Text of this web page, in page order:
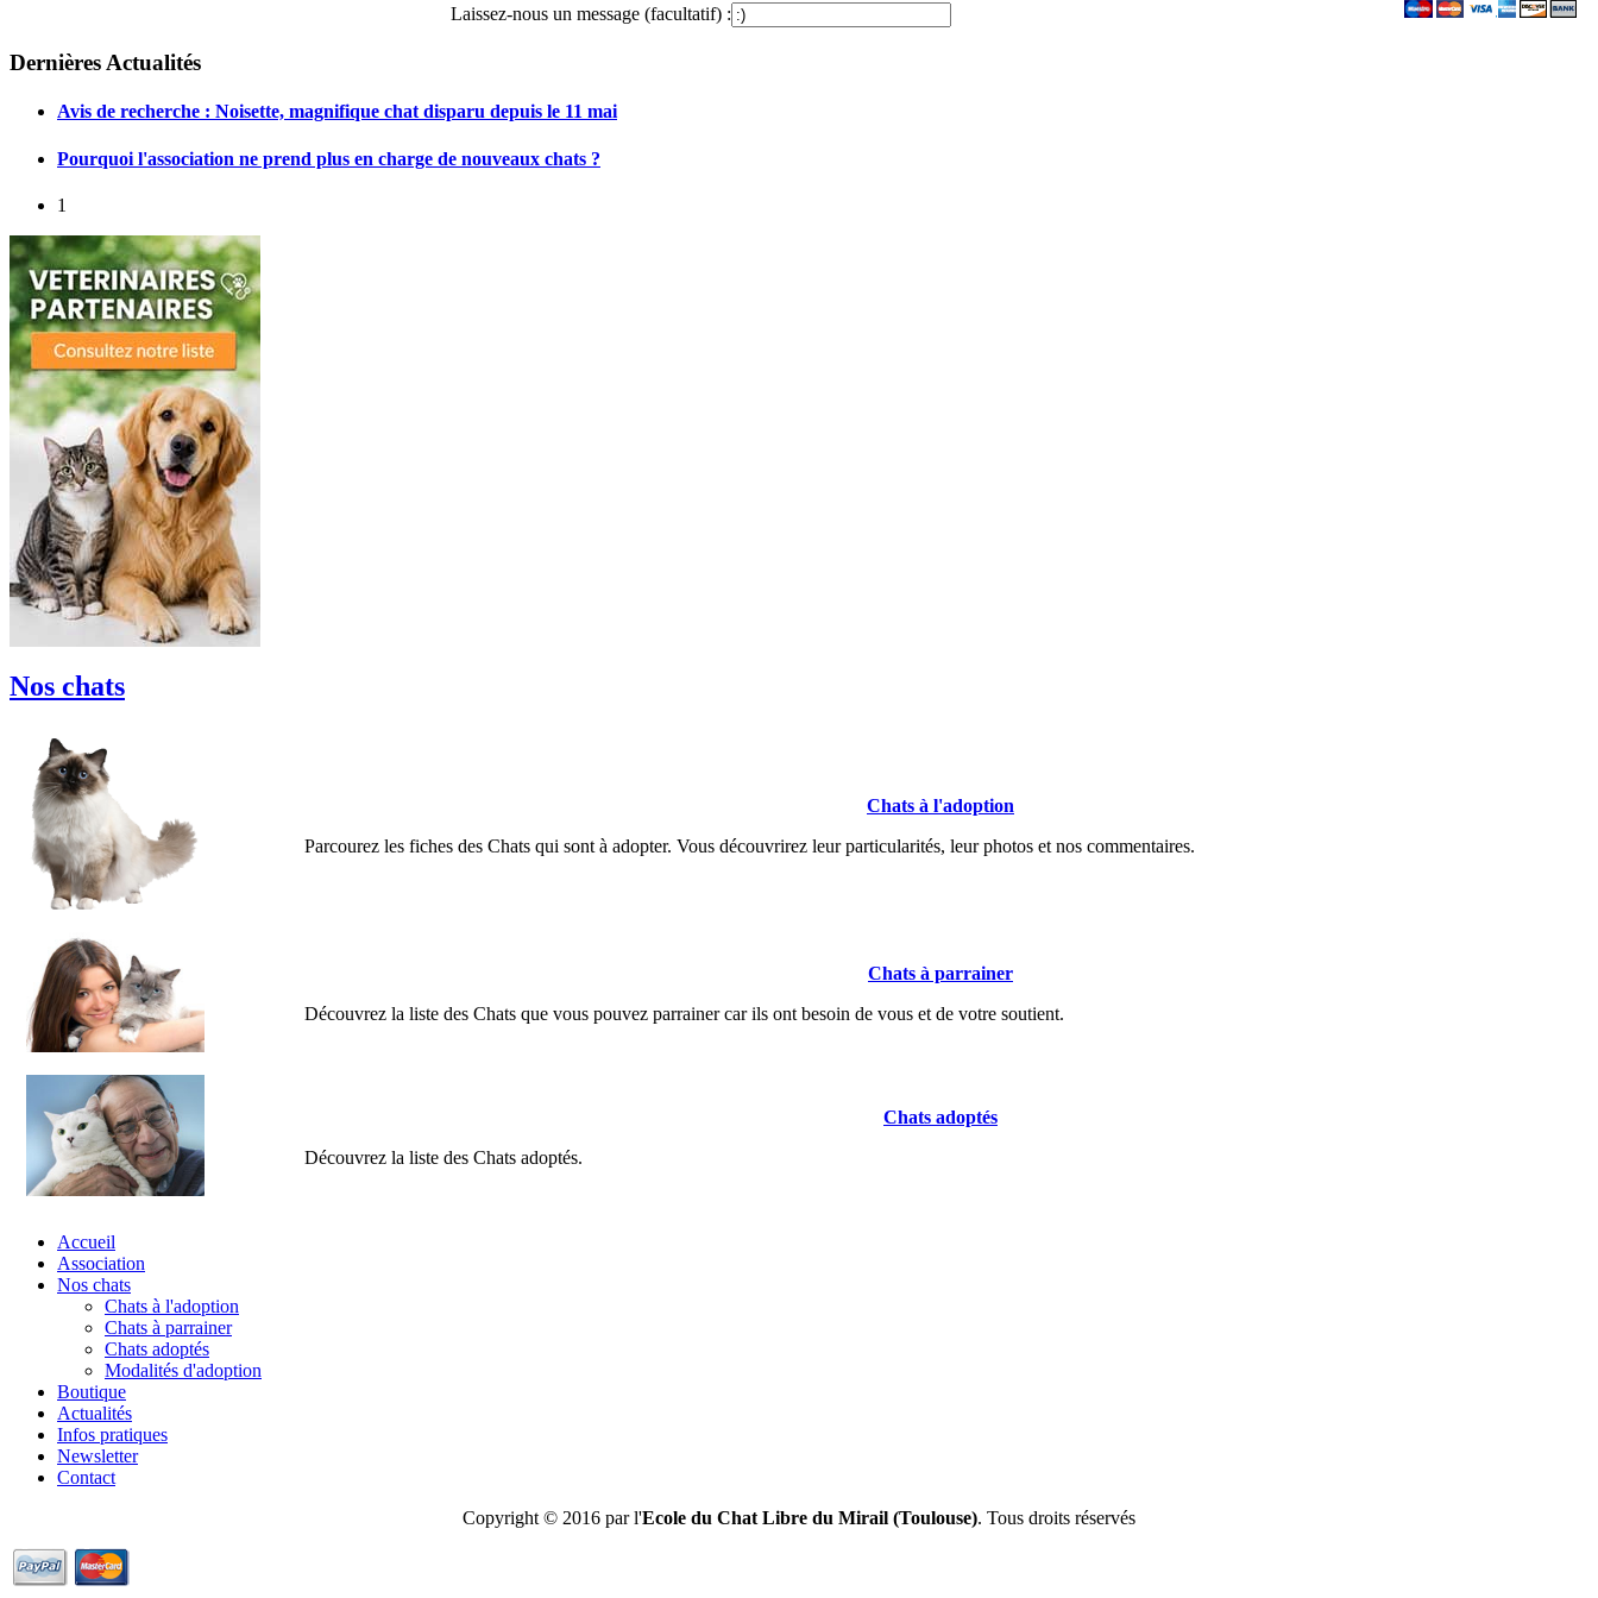
Laissez-nous un message (facultatif) :
Dernières Actualités
Avis de recherche : Noisette, magnifique chat disparu depuis le 11 mai
Pourquoi l'association ne prend plus en charge de nouveaux chats ?
1
Nos chats
Chats à l'adoption
Parcourez les fiches des Chats qui sont à adopter. Vous découvrirez leur particularités, leur photos et nos commentaires.
Chats à parrainer
Découvrez la liste des Chats que vous pouvez parrainer car ils ont besoin de vous et de votre soutient.
Chats adoptés
Découvrez la liste des Chats adoptés.
Accueil
Association
Nos chats
Chats à l'adoption
Chats à parrainer
Chats adoptés
Modalités d'adoption
Boutique
Actualités
Infos pratiques
Newsletter
Contact
Copyright © 2016 par l'Ecole du Chat Libre du Mirail (Toulouse). Tous droits réservés